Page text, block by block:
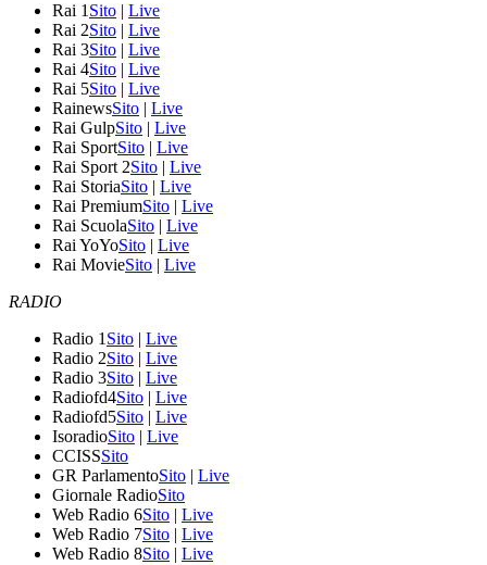
Rai 1 Sito | Live
Rai 2Sito | Live
Rai 3Sito | Live
Rai 4Sito | Live
Rai 5Sito | Live
RainewsSito | Live
Rai GulpSito | Live
Rai SportSito | Live
Rai Sport 2Sito | Live
Rai StoriaSito | Live
Rai PremiumSito | Live
Rai ScuolaSito | Live
Rai YoYoSito | Live
Rai MovieSito | Live
RADIO
Radio 1 Sito | Live
Radio 2Sito | Live
Radio 3Sito | Live
Radiofd4Sito | Live
Radiofd5Sito | Live
IsoradioSito | Live
CCISSSito
GR ParlamentoSito | Live
Giornale RadioSito
Web Radio 6Sito | Live
Web Radio 7Sito | Live
Web Radio 8Sito | Live